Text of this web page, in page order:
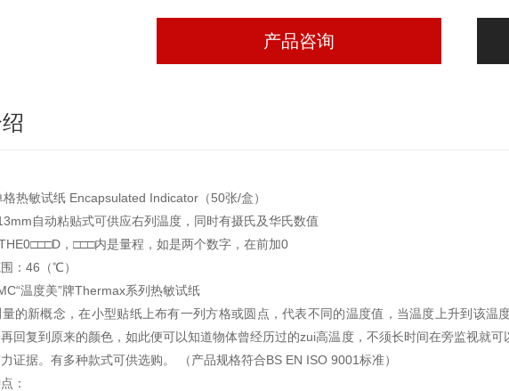
产品咨询
热敏试纸 Encapsulated Indicator（50张/盒）
自动粘贴式可供应右列温度，同时有摄氏及华氏数值
，□□□内是量程，如是两个数字，在前加0
：46（℃）
温度美”牌Thermax系列热敏试纸
的新概念，在小型贴纸上布有一列方格或圆点，代表不同的温度值，当温度上升到该温
回复到原来的颜色，如此便可以知道物体曾经历过的zui高温度，不须长时间在旁监视就
证据。有多种款式可供选购。 （产品规格符合BS EN ISO 9001标准）
：